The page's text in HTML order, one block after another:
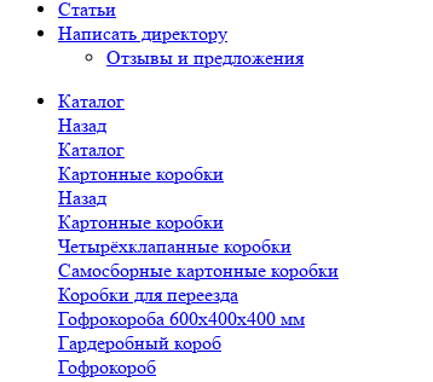
Статьи
Написать директору
Отзывы и предложения
Каталог
Назад
Каталог
Картонные коробки
Назад
Картонные коробки
Четырёхклапанные коробки
Самосборные картонные коробки
Коробки для переезда
Гофрокороба 600х400х400 мм
Гардеробный короб
Гофрокороб